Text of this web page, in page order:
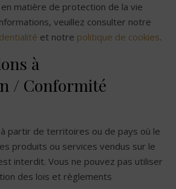
matière de protection de la vie
veuillez consulter notre
et notre politique de cookies.
à
/ Conformité
à partir de territoires ou de pays où le
produits ou services vendus sur le
interdit. Vous ne pouvez pas utiliser
des lois et règlements